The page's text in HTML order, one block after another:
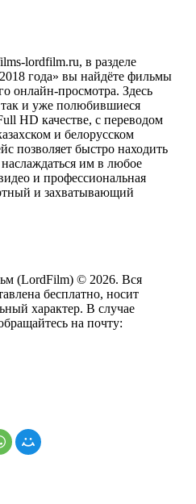
lordfilm.ru, в разделе
года» вы найдёте фильмы
онлайн-просмотра. Здесь
и уже полюбившиеся
HD качестве, с переводом
и белорусском
позволяет быстро находить
им в любое
и профессиональная
и захватывающий
(LordFilm) © 2026. Вся
бесплатно, носит
характер. В случае
на почту: